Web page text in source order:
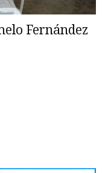
Fernández